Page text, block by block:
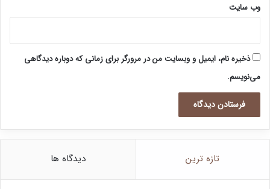
وب‌ سایت
ذخیره نام، ایمیل و وبسایت من در مرورگر برای زمانی که دوباره دیدگاهی
می‌نویسم.
تازه ترین دیدگاه ها